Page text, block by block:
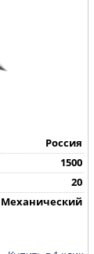
Россия
1500
20
Механический